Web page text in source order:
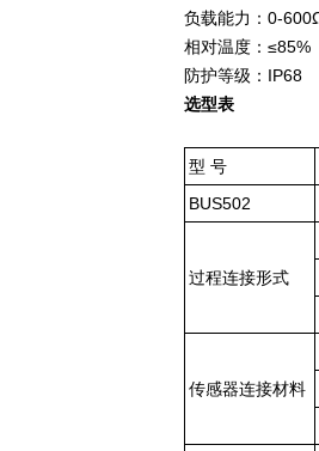
负载能力：0-
相对温度：≤85%
防护等级：IP68
选型表
型 号
BUS502
过程连接形式
传感器连接材料